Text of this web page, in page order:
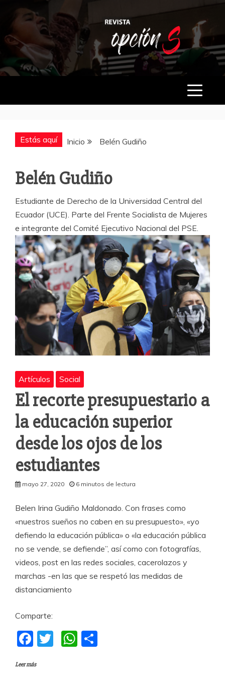
Saltar
contenido
OPCIÓN S
Estás aquí Inicio Belén Gudiño
Belén Gudiño
Estudiante de Derecho de la Universidad Central del
Ecuador (UCE). Parte del Frente Socialista de Mujeres
e integrante del Comité Ejecutivo Nacional del PSE.
Artículos Social
El recorte presupuestario a
la educación superior
desde los ojos de los
estudiantes
mayo 27, 2020 6 minutos de lectura
Belen Irina Gudiño Maldonado. Con frases como
«nuestros sueños no caben en su presupuesto», «yo
defiendo la educación pública» o «la educación pública
no se vende, se defiende”, así como con fotografías,
videos, post en las redes sociales, cacerolazos y
marchas -en las que se respetó las medidas de
distanciamiento
Comparte:
F
c
T
W
Leer más